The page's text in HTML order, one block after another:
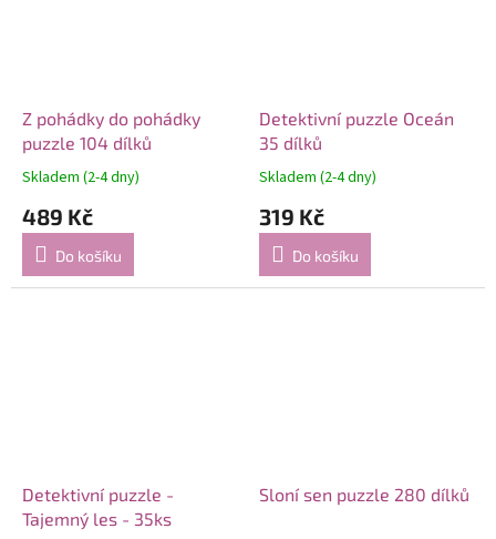
Z pohádky do pohádky
puzzle 104 dílků
Skladem (2-4 dny)
489 Kč
Do košíku
Detektivní puzzle Oceán
35 dílků
Skladem (2-4 dny)
319 Kč
Do košíku
Detektivní puzzle -
Tajemný les - 35ks
Sloní sen puzzle 280 dílků